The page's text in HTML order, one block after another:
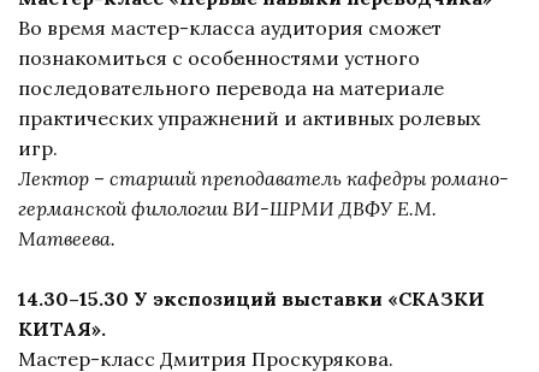
Во время мастер-класса аудитория сможет
познакомиться с особенностями устного
последовательного перевода на материале
практических упражнений и активных ролевых
игр.
Лектор – старший преподаватель кафедры романо-
германской филологии ВИ-ШРМИ ДВФУ Е.М.
Матвеева.
14.30–15.30 У экспозиций выставки «СКАЗКИ
КИТАЯ».
Мастер-класс Дмитрия Проскурякова.